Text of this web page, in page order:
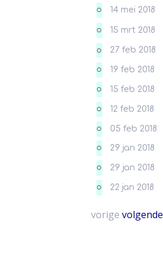
O 14 mei 2018
O 15 mrt 2018
O 27 feb 2018
O 19 feb 2018
O 15 feb 2018
O 12 feb 2018
O 05 feb 2018
O 29 jan 2018
O 29 jan 2018
O 22 jan 2018
vorige volgende